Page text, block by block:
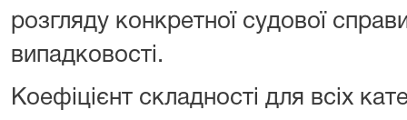
розгляду конкретної судової
випадковості.
Коефіцієнт складності для всіх